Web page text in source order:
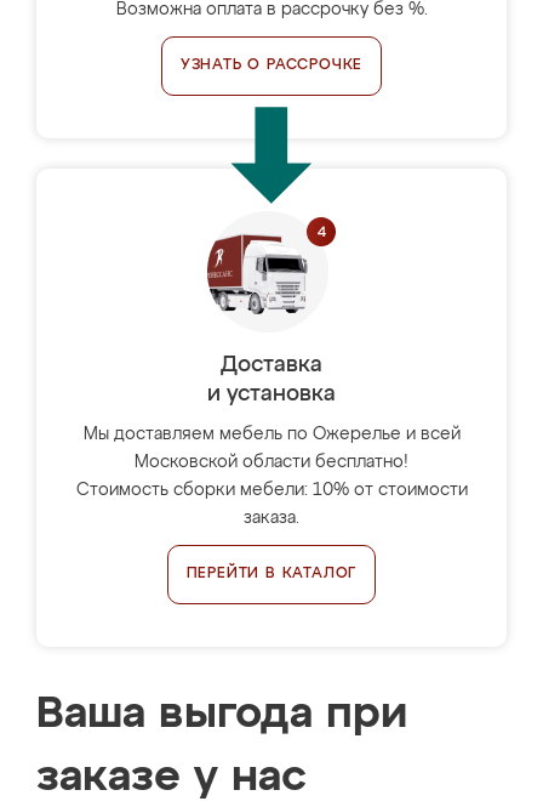
Возможна оплата в рассрочку без %.
УЗНАТЬ О РАССРОЧКЕ
Доставка
и установка
Мы доставляем мебель по Ожерелье и всей
Московской области бесплатно!
Стоимость сборки мебели: 10% от стоимости
заказа.
ПЕРЕЙТИ В КАТАЛОГ
Ваша выгода при
заказе у нас